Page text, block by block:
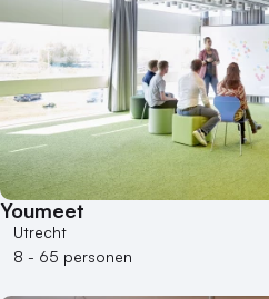
Youmeet
Utrecht
8 - 65 personen